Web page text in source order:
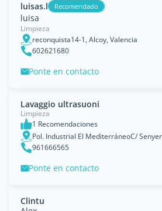
luisas.l Recomendado
luisa
Limpieza
reconquista14-1, Alcoy, Valencia
602621680
Ponte en contacto
Lavaggio ultrasuoni
Limpieza
1 Recomendaciones
Pol. Industrial El MediterráneoC/
961666565
Ponte en contacto
Clintu